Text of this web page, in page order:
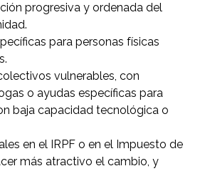
progresiva y ordenada del
para personas físicas
vulnerables, con
o ayudas específicas para
baja capacidad tecnológica o
en el IRPF o en el Impuesto de
más atractivo el cambio, y